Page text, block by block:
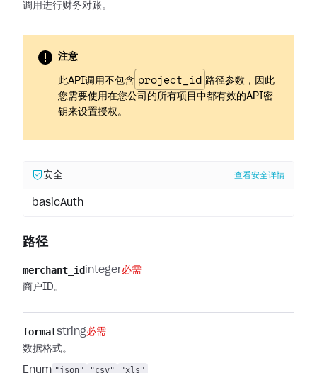
调用进行财务对账。
注意
此API调用不包含 project_id 路径参数，因此
您需要使用在您公司的所有项目中都有效的API密
钥来设置授权。
安全 查看安全详情
basicAuth
路径
merchant_id integer必需
商户ID。
formatstring必需
数据格式。
Enum "json" "csv" "xls"